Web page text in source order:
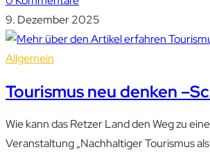
9. Dezember 2025
Allgemein
Tourismus neu denken
Wie kann das Retzer Land den Weg zu
Veranstaltung „Nachhaltiger Tourismus